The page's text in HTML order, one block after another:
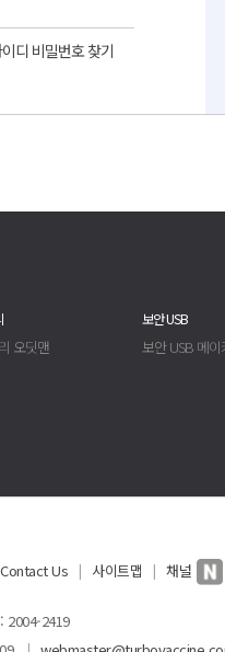
디 비밀번호 찾기
오딧맨
보안 USB
보안 USB 메이
Contact Us | 사이트맵 | 채널
2004-2419